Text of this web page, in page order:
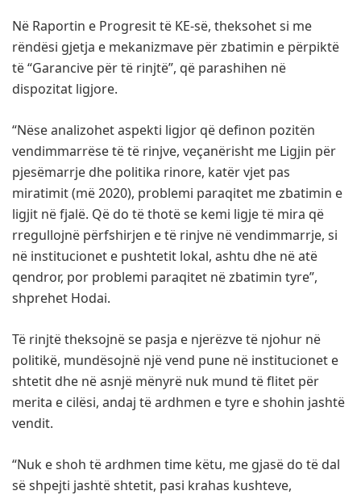
Në Raportin e Progresit të KE-së, theksohet si me
rëndësi gjetja e mekanizmave për zbatimin e përpiktë
të “Garancive për të rinjtë”, që parashihen në
dispozitat ligjore.
“Nëse analizohet aspekti ligjor që definon pozitën
vendimmarrëse të të rinjve, veçanërisht me Ligjin për
pjesëmarrje dhe politika rinore, katër vjet pas
miratimit (më 2020), problemi paraqitet me zbatimin e
ligjit në fjalë. Që do të thotë se kemi ligje të mira që
rregullojnë përfshirjen e të rinjve në vendimmarrje, si
në institucionet e pushtetit lokal, ashtu dhe në atë
qendror, por problemi paraqitet në zbatimin tyre”,
shprehet Hodai.
Të rinjtë theksojnë se pasja e njerëzve të njohur në
politikë, mundësojnë një vend pune në institucionet e
shtetit dhe në asnjë mënyrë nuk mund të flitet për
merita e cilësi, andaj të ardhmen e tyre e shohin jashtë
vendit.
“Nuk e shoh të ardhmen time këtu, me gjasë do të dal
së shpejti jashtë shtetit, pasi krahas kushteve,